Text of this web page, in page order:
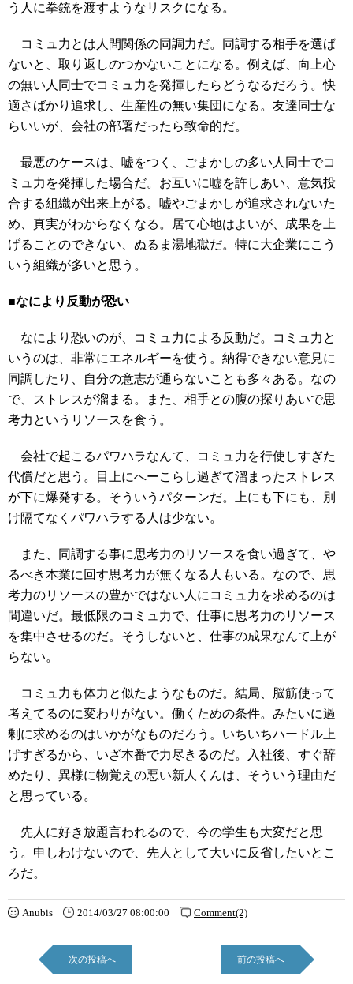
う人に拳銃を渡すようなリスクになる。
コミュ力とは人間関係の同調力だ。同調する相手を選ば
ないと、取り返しのつかないことになる。例えば、向上心
の無い人同士でコミュ力を発揮したらどうなるだろう。快
適さばかり追求し、生産性の無い集団になる。友達同士な
らいいが、会社の部署だったら致命的だ。
最悪のケースは、嘘をつく、ごまかしの多い人同士でコ
ミュ力を発揮した場合だ。お互いに嘘を許しあい、意気投
合する組織が出来上がる。嘘やごまかしが追求されないた
め、真実がわからなくなる。居て心地はよいが、成果を上
げることのできない、ぬるま湯地獄だ。特に大企業にこう
いう組織が多いと思う。
■なにより反動が恐い
なにより恐いのが、コミュ力による反動だ。コミュ力と
いうのは、非常にエネルギーを使う。納得できない意見に
同調したり、自分の意志が通らないことも多々ある。なの
で、ストレスが溜まる。また、相手との腹の探りあいで思
考力というリソースを食う。
会社で起こるパワハラなんて、コミュ力を行使しすぎた
代償だと思う。目上にへーこらし過ぎて溜まったストレス
が下に爆発する。そういうパターンだ。上にも下にも、別
け隔てなくパワハラする人は少ない。
また、同調する事に思考力のリソースを食い過ぎて、や
るべき本業に回す思考力が無くなる人もいる。なので、思
考力のリソースの豊かではない人にコミュ力を求めるのは
間違いだ。最低限のコミュ力で、仕事に思考力のリソース
を集中させるのだ。そうしないと、仕事の成果なんて上が
らない。
コミュ力も体力と似たようなものだ。結局、脳筋使って
考えてるのに変わりがない。働くための条件。みたいに過
剰に求めるのはいかがなものだろう。いちいちハードル上
げすぎるから、いざ本番で力尽きるのだ。入社後、すぐ辞
めたり、異様に物覚えの悪い新人くんは、そういう理由だ
と思っている。
先人に好き放題言われるので、今の学生も大変だと思
う。申しわけないので、先人として大いに反省したいとこ
ろだ。
Anubis 2014/03/27 08:00:00 Comment(2)
次の投稿へ 前の投稿へ